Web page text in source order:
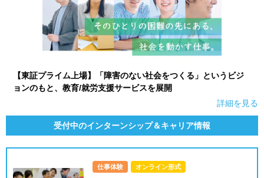
【東証プライム上場】「障害のない社会をつくる」というビジ
ョンのもと、教育/就労支援サービスを展開
詳細を見る
受付中のインターンシップ＆キャリア情報
仕事体験 オンライン形式